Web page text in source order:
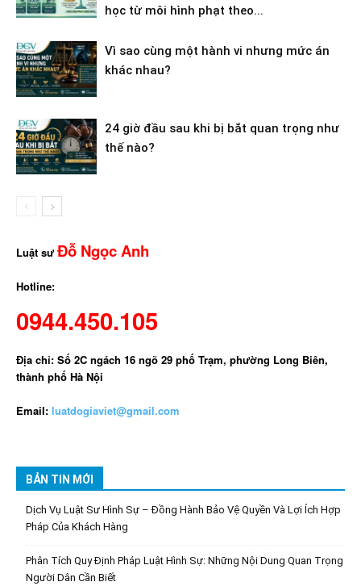
học từ môi hình phạt theo...
Vì sao cùng một hành vi nhưng mức án
khác nhau?
24 giờ đầu sau khi bị bắt quan trọng như
thế nào?
Luật sưĐỗ Ngọc Anh
Hotline:
0944.450.105
Địa chỉ: Số 2C ngách 16 ngõ 29 phố Trạm, phường Long Biên,
thành phố Hà Nội
Email: luatdogiaviet@gmail.com
BẢN TIN MỚI
Dịch Vụ Luật Sư Hình Sự – Đồng Hành Bảo Vệ Quyền Và Lợi Ích Hợp
Pháp Của Khách Hàng
Phân Tích Quy Định Pháp Luật Hình Sự: Những Nội Dung Quan Trọng
Người Dân Cần Biết